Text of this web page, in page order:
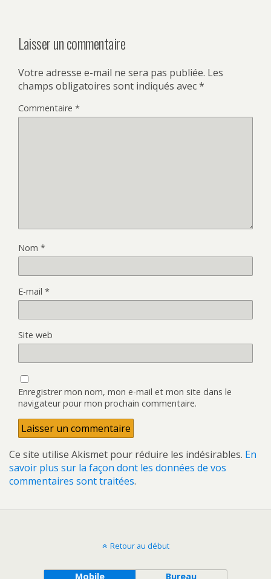
Laisser un commentaire
Votre adresse e-mail ne sera pas publiée. Les
champs obligatoires sont indiqués avec*
Commentaire *
Nom *
E-mail *
Site web
Enregistrer mon nom, mon e-mail et mon site dans le
navigateur pour mon prochain commentaire.
Ce site utilise Akismet pour réduire les indésirables. En
savoir plus sur la façon dont les données de vos
commentaires sont traitées.
Retour au début
Mobile Bureau